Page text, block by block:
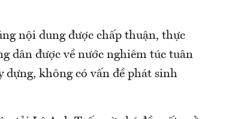
nội dung được chấp thuận, thực
dân được về nước nghiêm túc tuân
không có vấn đề phát sinh